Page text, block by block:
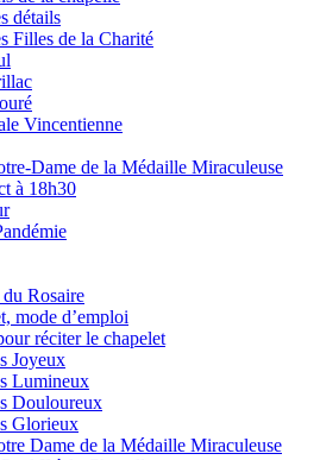
détails
Filles de la Charité
Vincentienne
Dame de la Médaille Miraculeuse
à 18h30
Rosaire
mode d’emploi
réciter le chapelet
Joyeux
Lumineux
Douloureux
Glorieux
Dame de la Médaille Miraculeuse